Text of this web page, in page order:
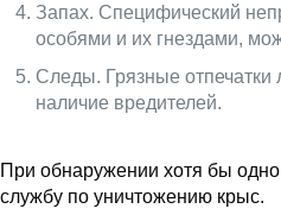
Запах. Специфический
особями и их гнездами,
Следы. Грязные
наличие вредителей.
При обнаружении хотя бы
службу по уничтожению крыс.